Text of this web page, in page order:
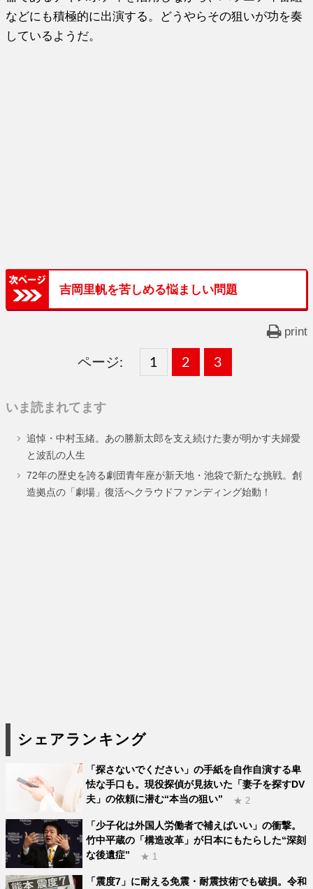
などにも積極的に出演する。どうやらその狙いが功を奏
しているようだ。
吉岡里帆を苦しめる悩ましい問題
print
ページ:
固
ー
ジ
1 ,
固
ー
ジ
2 ,
固
ー
ジ
3
いま読まれてます
追悼・中村玉緒。あの勝新太郎を支え続けた妻が明かす夫婦愛
と波乱の人生
72年の歴史を誇る劇団青年座が新天地・池袋で新たな挑戦。創
造拠点の「劇場」復活へクラウドファンディング始動！
シェアランキング
「探さないでください」の手紙を自作自演する卑
怯な手口も。現役探偵が見抜いた「妻子を探すDV
夫」の依頼に潜む“本当の狙い”
★ 2
「少子化は外国人労働者で補えばいい」の衝撃。
竹中平蔵の「構造改革」が日本にもたらした“深刻
な後遺症”
★ 1
「震度7」に耐える免震・耐震技術でも破損。令和